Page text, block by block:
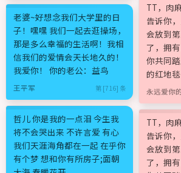
老婆~好想念我们大学里的日
子！嘿嘿 我们一起去逛操场，
那是多么幸福的生活啊！我相
信我们的爱情会天长地久的！
我爱你！ 你的老公：益鸟
王平军 第 [716] 条
哲儿 你是我的一点泪 今生我
将不会哭出来 不许言爱 有心
我们天涯海角都在一起 在乎你
有个梦 想和你有所房子;面朝
TT，肉
告诉你
会放到
了，拥
你共同
的红地
永远爱你
TT，肉
告诉你
会放到
了，拥